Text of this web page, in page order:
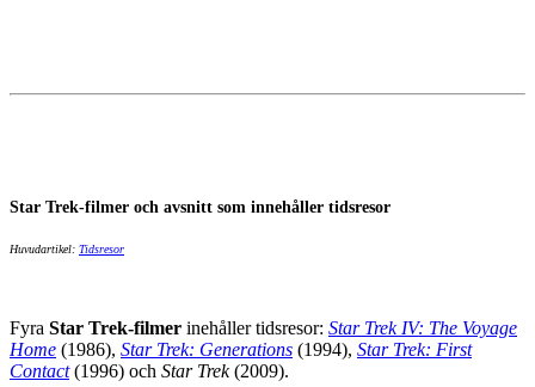
Star Trek-filmer och avsnitt som innehåller tidsresor
Huvudartikel: Tidsresor
Fyra Star Trek-filmer inehåller tidsresor: Star Trek IV: The Voyage
Home (1986), Star Trek: Generations (1994), Star Trek: First
Contact(1996) och Star Trek(2009).